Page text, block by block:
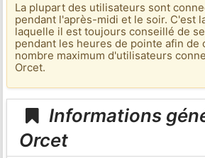
La plupart des utilisateurs sont
pendant l'après-midi et le soir. C'est
laquelle il est toujours conseillé de
pendant les heures de pointe afin de
nombre maximum d'utilisateurs
Orcet.
Informations
Orcet